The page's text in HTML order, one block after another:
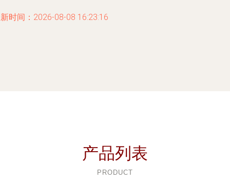
时间：2026-08-08 16:23:16
产品列表
PRODUCT